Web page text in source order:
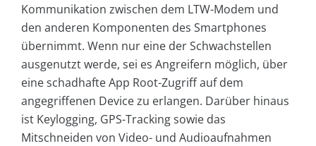
Kommunikation zwischen dem LTW-Modem und
den anderen Komponenten des Smartphones
übernimmt. Wenn nur eine der Schwachstellen
ausgenutzt werde, sei es Angreifern möglich, über
eine schadhafte App Root-Zugriff auf dem
angegriffenen Device zu erlangen. Darüber hinaus
ist Keylogging, GPS-Tracking sowie das
Mitschneiden von Video- und Audioaufnahmen